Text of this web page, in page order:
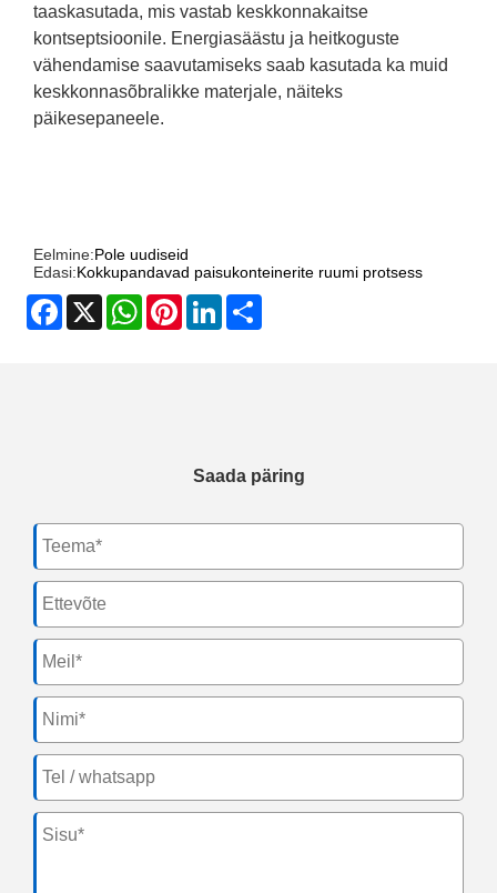
taaskasutada, mis vastab keskkonnakaitse
kontseptsioonile. Energiasäästu ja heitkoguste
vähendamise saavutamiseks saab kasutada ka muid
keskkonnasõbralikke materjale, näiteks
päikesepaneele.
Eelmine:Pole uudiseid
Edasi:Kokkupandavad paisukonteinerite ruumi protsess
Facebook
X WhatsAppPinterestLinkedIn
Saada päring